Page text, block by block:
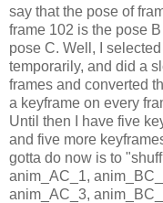
say that the pose of
frame 102 is the pose
pose C. Well, I
temporarily, and did a
frames and converted
a keyframe on every
Until then I have five
and five more
gotta do now is to
anim_AC_1,
anim_AC_3,